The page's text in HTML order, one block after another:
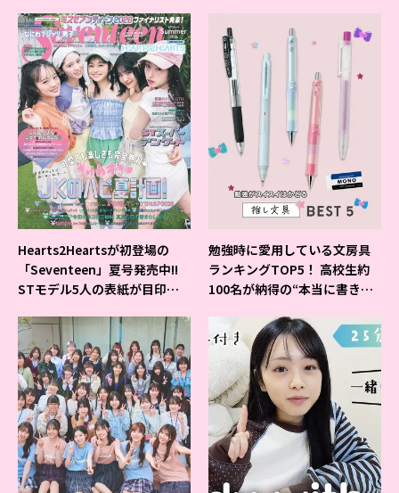
Hearts2Heartsが初登場の
「Seventeen」夏号発売中!!
STモデル5人の表紙が目印だ
勉強時に愛用している文房具
ランキングTOP5！ 高校生約
100名が納得の“本当に書きや